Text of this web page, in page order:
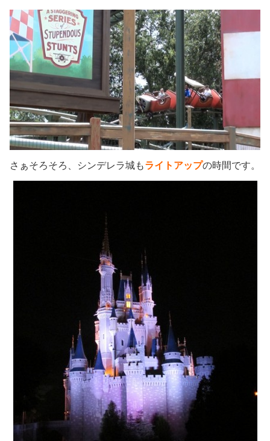
さぁそろそろ、シンデレラ城もライトアップの時間です。